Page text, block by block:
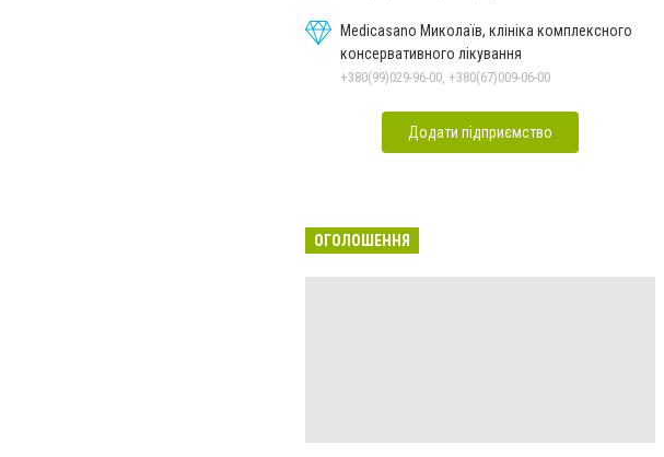
Medicasano Миколаїв, клініка комплексного
консервативного лікування
+380(99)029-96-00, +380(67)009-06-00
Додати підприємство
ОГОЛОШЕННЯ